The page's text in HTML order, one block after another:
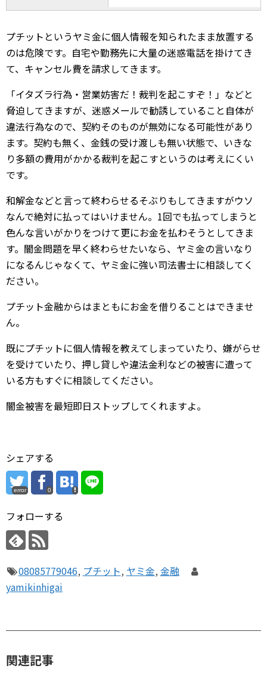
プチットというヤミ金に個人情報を知られたまま放置する
のは危険です。自宅や勤務先に大量の迷惑電話を掛けてき
て、キャンセル費を請求してきます。
「イタズラ行為・営業妨害だ！裁判を起こすぞ！」などと
脅迫してきますが、迷惑メールで勧誘していること自体が
違法行為なので、契約そのものが無効になる可能性があり
ます。契約も無く、金銭の受け渡しも無い状態で、いきな
り多額の費用がかかる裁判を起こすというのは考えにくい
です。
和解金などと言って終わらせるそぶりもしてきますがウソ
なんで絶対に払ってはいけません。1回でも払ってしまうと
色んな言いがかりをつけて更にお金を払わそうとしてきま
す。闇金問題を早く終わらせたいなら、ヤミ金の言いなり
になるんじゃなくて、ヤミ金に強い司法書士に相談してく
ださい。
プチット金融からはまともにお金を借りることはできませ
ん。
既にプチットに個人情報を教えてしまっていたり、嫌がらせ
を受けていたり、押し貸しや違法金利などの被害に遭って
いる方もすぐに相談してください。
闇金被害を最短即日ストップしてくれますよ。
シェアする
error 0
フォローする
08085779046, プチット, ヤミ金, 金融
yamikinhigai
関連記事